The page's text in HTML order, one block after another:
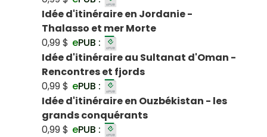
Idée d'itinéraire en Jordanie -
Thalasso et mer Morte
0,99 $ ePUB :
Idée d'itinéraire au Sultanat d'Oman -
Rencontres et fjords
0,99 $ ePUB :
Idée d'itinéraire en Ouzbékistan - les
grands conquérants
0,99 $ ePUB :